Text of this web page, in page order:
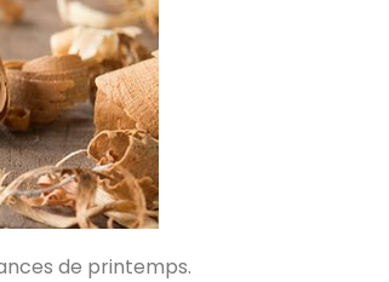
de printemps.